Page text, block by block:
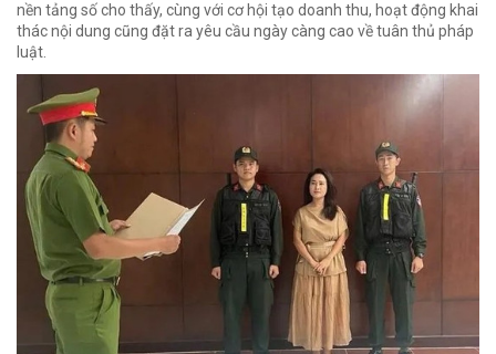
nền tảng số cho thấy, cùng với cơ hội tạo doanh thu, hoạt động khai
thác nội dung cũng đặt ra yêu cầu ngày càng cao về tuân thủ pháp
luật.